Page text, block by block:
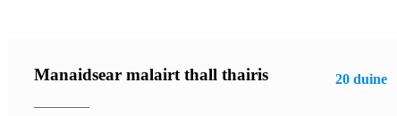
Manaidsear malairt thall thairis 20 duine